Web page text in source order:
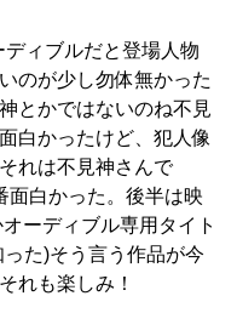
ィブルだと登場人物
のが少し勿体無かった
とかではないのね不見
白かったけど、犯人像
れは不見神さんで
白かった。後半は映
ーディブル専用タイト
た)そう言う作品が今
れも楽しみ！